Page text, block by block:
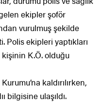
ekipler şoför
vurulmuş şekilde
Polis ekipleri yaptıkları
kişinin K.Ö. olduğu
kaldırılırken,
bilgisine ulaşıldı.